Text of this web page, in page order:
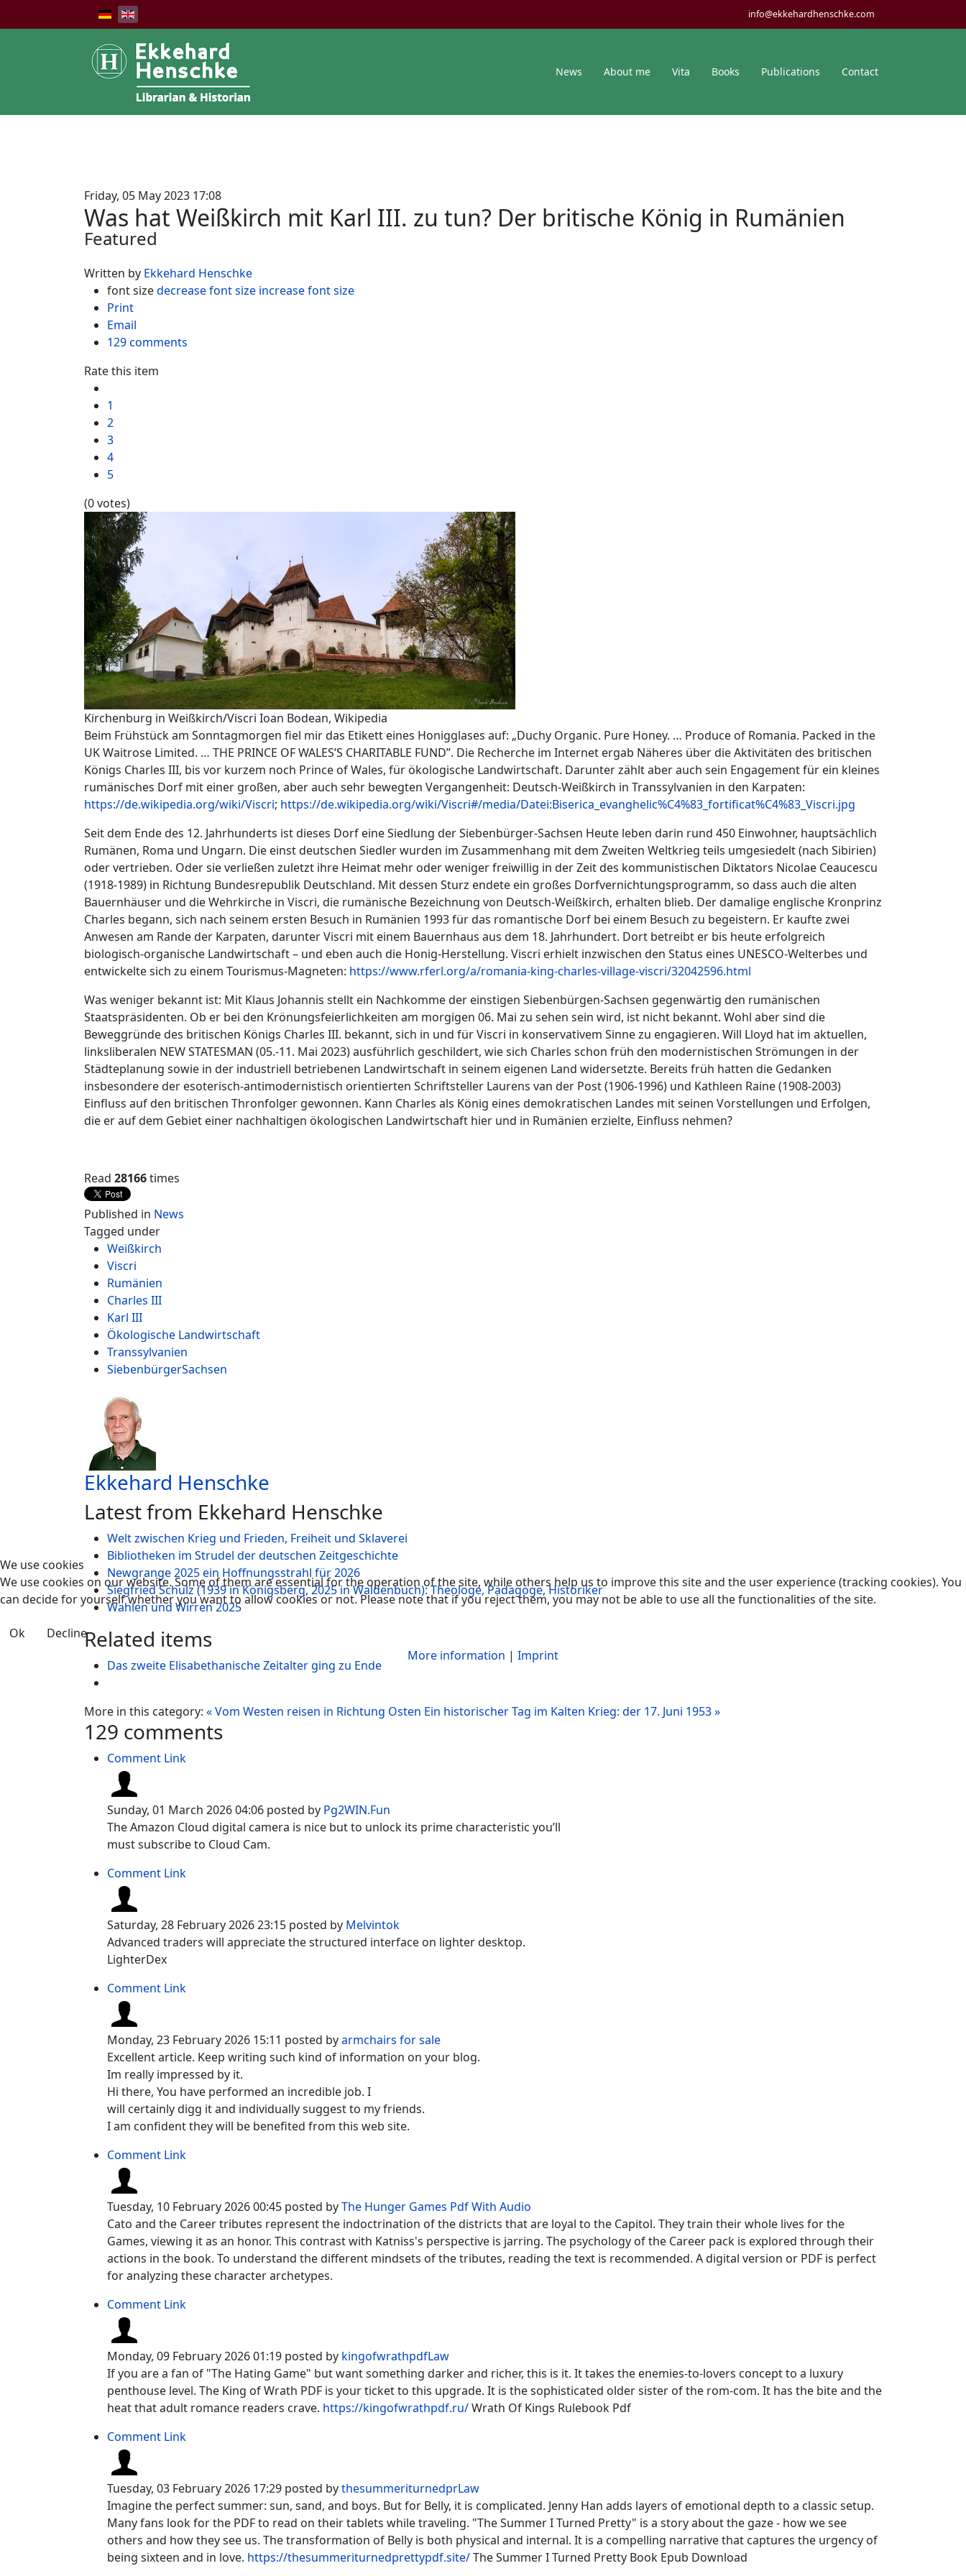
info@ekkehardhenschke.com
News About me Vita Books Publications Contact
Friday, 05 May 2023 17:08
Was hat Weißkirch mit Karl III. zu tun? Der britische König in Rumänien
Featured
Written by Ekkehard Henschke
font sizedecrease font size increase font size
Print
Email
129comments
Rate this item
1
2
3
4
5
(0 votes)
Kirchenburg in Weißkirch/Viscri Ioan Bodean, Wikipedia
Beim Frühstück am Sonntagmorgen fiel mir das Etikett eines Honigglases auf: „Duchy Organic. Pure Honey. … Produce of Romania. Packed in the
UK Waitrose Limited. … THE PRINCE OF WALES’S CHARITABLE FUND”. Die Recherche im Internet ergab Näheres über die Aktivitäten des britischen
Königs Charles III, bis vor kurzem noch Prince of Wales, für ökologische Landwirtschaft. Darunter zählt aber auch sein Engagement für ein kleines
rumänisches Dorf mit einer großen, aber auch sehr bewegten Vergangenheit: Deutsch-Weißkirch in Transsylvanien in den Karpaten:
https://de.wikipedia.org/wiki/Viscri; https://de.wikipedia.org/wiki/Viscri#/media/Datei:Biserica_evanghelic%C4%83_fortificat%C4%83_Viscri.jpg
Seit dem Ende des 12. Jahrhunderts ist dieses Dorf eine Siedlung der Siebenbürger-Sachsen Heute leben darin rund 450 Einwohner, hauptsächlich
Rumänen, Roma und Ungarn. Die einst deutschen Siedler wurden im Zusammenhang mit dem Zweiten Weltkrieg teils umgesiedelt (nach Sibirien)
oder vertrieben. Oder sie verließen zuletzt ihre Heimat mehr oder weniger freiwillig in der Zeit des kommunistischen Diktators Nicolae Ceaucescu
(1918-1989) in Richtung Bundesrepublik Deutschland. Mit dessen Sturz endete ein großes Dorfvernichtungsprogramm, so dass auch die alten
Bauernhäuser und die Wehrkirche in Viscri, die rumänische Bezeichnung von Deutsch-Weißkirch, erhalten blieb. Der damalige englische Kronprinz
Charles begann, sich nach seinem ersten Besuch in Rumänien 1993 für das romantische Dorf bei einem Besuch zu begeistern. Er kaufte zwei
Anwesen am Rande der Karpaten, darunter Viscri mit einem Bauernhaus aus dem 18. Jahrhundert. Dort betreibt er bis heute erfolgreich
biologisch-organische Landwirtschaft – und eben auch die Honig-Herstellung. Viscri erhielt inzwischen den Status eines UNESCO-Welterbes und
entwickelte sich zu einem Tourismus-Magneten: https://www.rferl.org/a/romania-king-charles-village-viscri/32042596.html
Was weniger bekannt ist: Mit Klaus Johannis stellt ein Nachkomme der einstigen Siebenbürgen-Sachsen gegenwärtig den rumänischen
Staatspräsidenten. Ob er bei den Krönungsfeierlichkeiten am morgigen 06. Mai zu sehen sein wird, ist nicht bekannt. Wohl aber sind die
Beweggründe des britischen Königs Charles III. bekannt, sich in und für Viscri in konservativem Sinne zu engagieren. Will Lloyd hat im aktuellen,
linksliberalen NEW STATESMAN (05.-11. Mai 2023) ausführlich geschildert, wie sich Charles schon früh den modernistischen Strömungen in der
Städteplanung sowie in der industriell betriebenen Landwirtschaft in seinem eigenen Land widersetzte. Bereits früh hatten die Gedanken
insbesondere der esoterisch-antimodernistisch orientierten Schriftsteller Laurens van der Post (1906-1996) und Kathleen Raine (1908-2003)
Einfluss auf den britischen Thronfolger gewonnen. Kann Charles als König eines demokratischen Landes mit seinen Vorstellungen und Erfolgen,
die er auf dem Gebiet einer nachhaltigen ökologischen Landwirtschaft hier und in Rumänien erzielte, Einfluss nehmen?
Read 28166times
Published in News
Tagged under
Weißkirch
Viscri
Rumänien
Charles III
Karl III
Ökologische Landwirtschaft
Transsylvanien
SiebenbürgerSachsen
Ekkehard Henschke
Latest from Ekkehard Henschke
Welt zwischen Krieg und Frieden, Freiheit und Sklaverei
Bibliotheken im Strudel der deutschen Zeitgeschichte
Newgrange 2025 ein Hoffnungsstrahl für 2026
Siegfried Schulz (1939 in Königsberg, 2025 in Waldenbuch): Theologe, Pädagoge, Historiker
Wahlen und Wirren 2025
Related items
Das zweite Elisabethanische Zeitalter ging zu Ende
More in this category: « Vom Westen reisen in Richtung Osten Ein historischer Tag im Kalten Krieg: der 17. Juni 1953 »
129 comments
Comment Link
Sunday, 01 March 2026 04:06 posted by Pg2WIN.Fun
The Amazon Cloud digital camera is nice but to unlock its prime characteristic you’ll
must subscribe to Cloud Cam.
Comment Link
Saturday, 28 February 2026 23:15 posted by Melvintok
Advanced traders will appreciate the structured interface on lighter desktop.
LighterDex
Comment Link
Monday, 23 February 2026 15:11 posted byarmchairs for sale
Excellent article. Keep writing such kind of information on your blog.
Im really impressed by it.
Hi there, You have performed an incredible job. I
will certainly digg it and individually suggest to my friends.
I am confident they will be benefited from this web site.
Comment Link
Tuesday, 10 February 2026 00:45 posted byThe Hunger Games Pdf With Audio
Cato and the Career tributes represent the indoctrination of the districts that are loyal to the Capitol. They train their whole lives for the
Games, viewing it as an honor. This contrast with Katniss's perspective is jarring. The psychology of the Career pack is explored through their
actions in the book. To understand the different mindsets of the tributes, reading the text is recommended. A digital version or PDF is perfect
for analyzing these character archetypes.
Comment Link
Monday, 09 February 2026 01:19 posted by kingofwrathpdfLaw
If you are a fan of "The Hating Game" but want something darker and richer, this is it. It takes the enemies-to-lovers concept to a luxury
penthouse level. The King of Wrath PDF is your ticket to this upgrade. It is the sophisticated older sister of the rom-com. It has the bite and the
heat that adult romance readers crave. https://kingofwrathpdf.ru/Wrath Of Kings Rulebook Pdf
Comment Link
Tuesday, 03 February 2026 17:29 posted bythesummeriturnedprLaw
Imagine the perfect summer: sun, sand, and boys. But for Belly, it is complicated. Jenny Han adds layers of emotional depth to a classic setup.
Many fans look for the PDF to read on their tablets while traveling. "The Summer I Turned Pretty" is a story about the gaze - how we see
others and how they see us. The transformation of Belly is both physical and internal. It is a compelling narrative that captures the urgency of
being sixteen and in love. https://thesummeriturnedprettypdf.site/The Summer I Turned Pretty Book Epub Download
We use cookies
We use cookies on our website. Some of them are essential for the operation of the site, while others help us to improve this site and the user experience (tracking cookies). You
can decide for yourself whether you want to allow cookies or not. Please note that if you reject them, you may not be able to use all the functionalities of the site.
Ok
Decline
More information | Imprint